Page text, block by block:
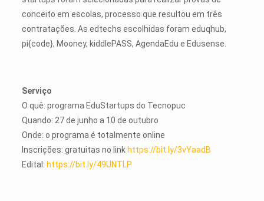
conceito em escolas, processo que resultou em três
contratações. As edtechs escolhidas foram eduqhub,
pi{code}, Mooney, kiddlePASS, AgendaEdu e Edusense.
Serviço
O quê: programa EduStartups do Tecnopuc
Quando: 27 de junho a 10 de outubro
Onde: o programa é totalmente online
Inscrições: gratuitas no linkhttps://bit.ly/3vYaadB
Edital: https://bit.ly/49UNTLP